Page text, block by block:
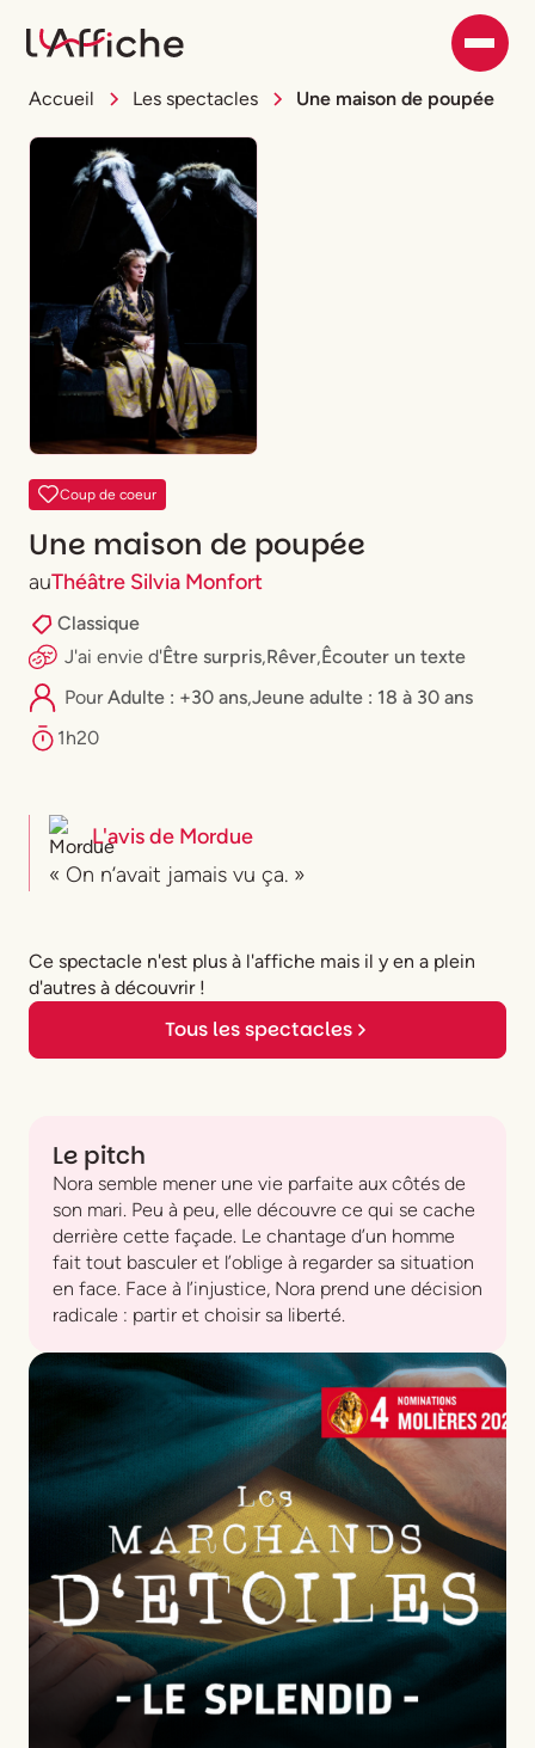
Accueil Les spectacles Une maison de poupée
Coup de coeur
Une maison de poupée
auThéâtre Silvia Monfort
Classique
J'ai envie d'Être surpris,Rêver,Êcouter un texte
PourAdulte : +30 ans,⁠Jeune adulte : 18 à 30 ans
1h20
L'avis de Mordue
« On n’avait jamais vu ça. »
Ce spectacle n'est plus à l'affiche mais il y en a plein
d'autres à découvrir !
Tous les spectacles
Le pitch
Nora semble mener une vie parfaite aux côtés de
son mari. Peu à peu, elle découvre ce qui se cache
derrière cette façade. Le chantage d’un homme
fait tout basculer et l’oblige à regarder sa situation
en face. Face à l’injustice, Nora prend une décision
radicale : partir et choisir sa liberté.